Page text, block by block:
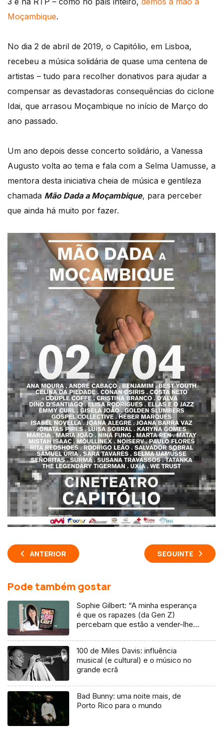
Moçambique.
No dia 2 de abril de 2019, o Capitólio, em Lisboa,
recebeu a música solidária de quase uma centena de
artistas – tudo para recolher donativos para ajudar a
compensar as devastadoras consequências do ciclone
Idai, que arrasou Moçambique no início de Março do
ano passado.
Um ano depois desse concerto solidário, a Vanessa
Augusto volta ao tema e fala com a Selma Uamusse, a
mentora desta iniciativa cheia de música e gentileza
chamada Mão Dada a Moçambique, para perceber
que ainda há muito por fazer.
ANTERIOR SEGUINTE
Pode também gostar
Sophie Gilbert: “A minha esperança
é que os rapazes (da Gen Z)
percebam que estão a vender-lhes
100 de Miles Davis: influência
musical (e cultural) e o músico no
grande ecrã
Bad Bunny: uma noite mais, de
Porto Rico para o mundo